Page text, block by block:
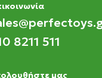
8211 511
μας